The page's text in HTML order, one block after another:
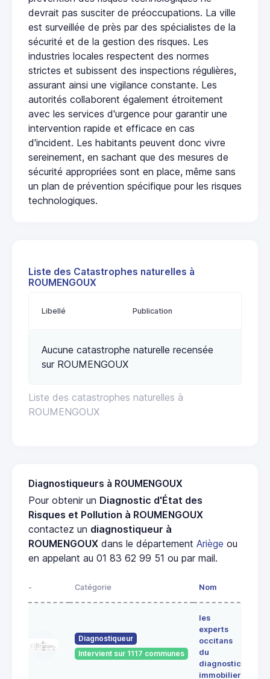
devrait pas susciter de préoccupations. La ville
est surveillée de près par des spécialistes de la
sécurité et de la gestion des risques. Les
industries locales respectent des normes
strictes et subissent des inspections régulières,
assurant ainsi une vigilance constante. Les
autorités collaborent également étroitement
avec les services d'urgence pour garantir une
intervention rapide et efficace en cas
d'incident. Les habitants peuvent donc vivre
sereinement, en sachant que des mesures de
sécurité appropriées sont en place, même sans
un plan de prévention spécifique pour les risques
technologiques.
Liste des Catastrophes naturelles à
ROUMENGOUX
Liste des catastrophes naturelles à
ROUMENGOUX
Libellé Publication
Aucune catastrophe naturelle recensée
sur ROUMENGOUX
Diagnostiqueurs à ROUMENGOUX
Pour obtenir un Diagnostic d'État des
Risques et Pollution à ROUMENGOUX
contactez un diagnostiqueur à
ROUMENGOUX dans le département Ariège ou
en appelant au 01 83 62 99 51 ou par mail.
- Catégorie Nom
Diagnostiqueur
Intervient sur 1117 communes
les
experts
occitans
du
diagnostic
immobilier